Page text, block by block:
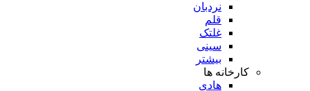
نردبان
قلم
غلتک
سینی
بیشتر
کارخانه ها
هادی